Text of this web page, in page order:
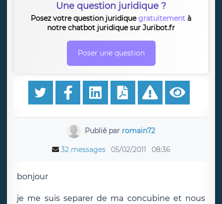
Une question juridique ?
Posez votre question juridiquegratuitement à
notre chatbot juridique sur Juribot.fr
Poser une question
Publié par romain72
32 messages 05/02/2011 08:36
bonjour
je me suis separer de ma concubine et nous